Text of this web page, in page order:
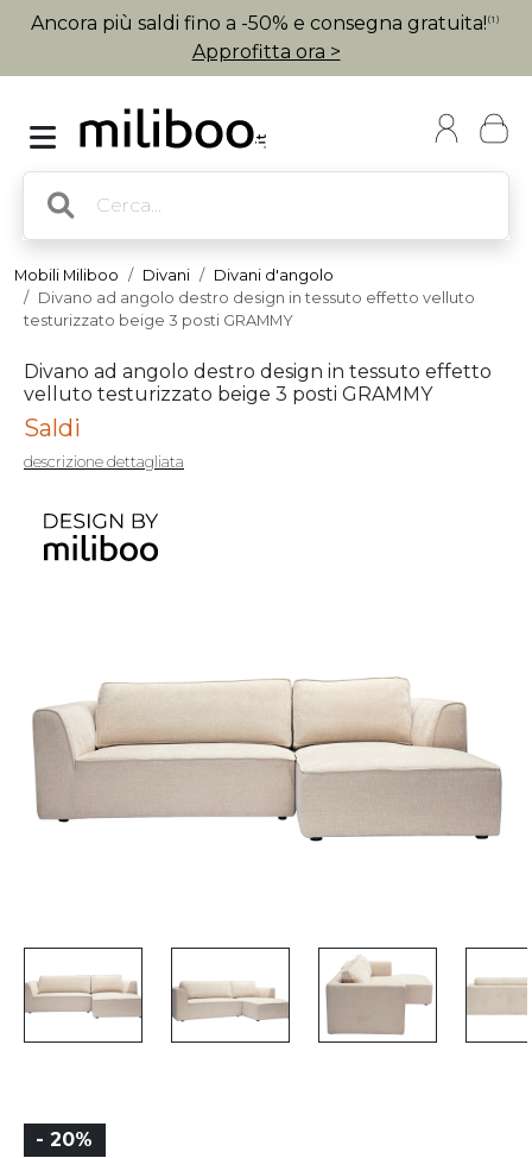
Ancora più saldi fino a -50% e consegna gratuita! (1)
Approfitta ora >
Mobili Miliboo Divani
Divani d'angolo
Divano ad angolo destro design in tessuto effetto velluto
testurizzato beige 3 posti GRAMMY
Divano ad angolo destro design in tessuto effetto
velluto testurizzato beige 3 posti GRAMMY
Saldi
descrizione dettagliata
- 20%